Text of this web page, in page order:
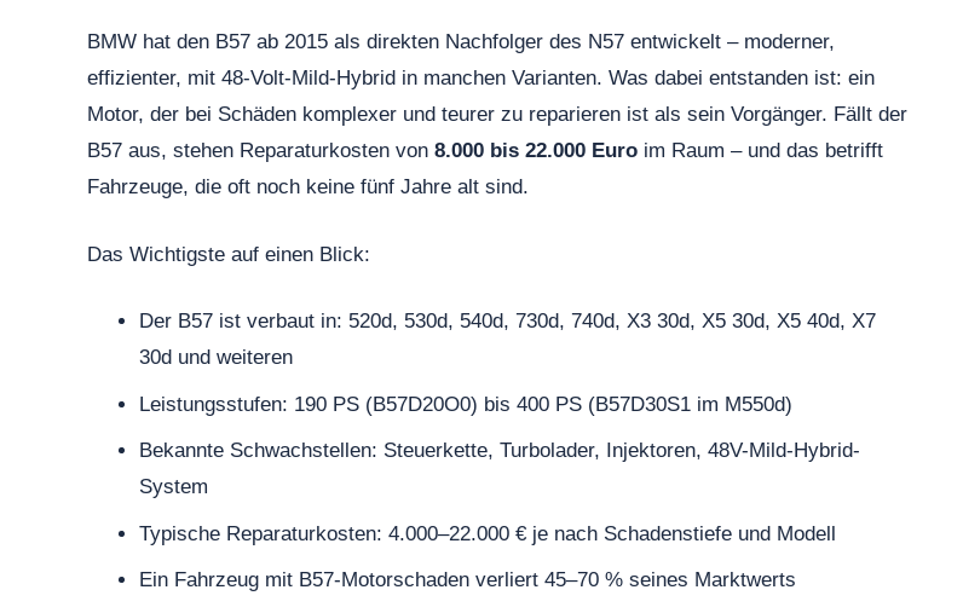
BMW hat den B57 ab 2015 als direkten Nachfolger des N57 entwickelt – moderner,
effizienter, mit 48-Volt-Mild-Hybrid in manchen Varianten. Was dabei entstanden ist: ein
Motor, der bei Schäden komplexer und teurer zu reparieren ist als sein Vorgänger. Fällt der
B57 aus, stehen Reparaturkosten von 8.000 bis 22.000 Euro im Raum – und das betrifft
Fahrzeuge, die oft noch keine fünf Jahre alt sind.
Das Wichtigste auf einen Blick:
Der B57 ist verbaut in: 520d, 530d, 540d, 730d, 740d, X3 30d, X5 30d, X5 40d, X7
30d und weiteren
Leistungsstufen: 190 PS (B57D20O0) bis 400 PS (B57D30S1 im M550d)
Bekannte Schwachstellen: Steuerkette, Turbolader, Injektoren, 48V-Mild-Hybrid-
System
Typische Reparaturkosten: 4.000–22.000 € je nach Schadenstiefe und Modell
Ein Fahrzeug mit B57-Motorschaden verliert 45–70 % seines Marktwerts